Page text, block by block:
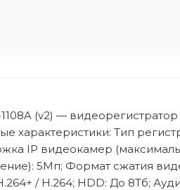
(v2) — видеорегистратор
характеристики: Тип
IP видеокамер
5Мп; Формат сжатия
/ H.264; HDD: До 8Тб;